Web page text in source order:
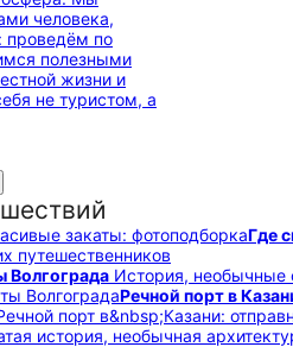
человека,
проведём по
полезными
жизни и
не туристом, а
Где
путешественников
Волгограда История,
Речной порт в
история, необычная